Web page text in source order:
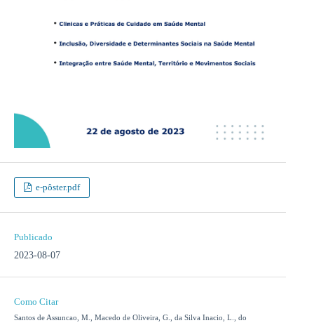
e-pôster.pdf
Publicado
2023-08-07
Como Citar
Santos de Assuncao, M., Macedo de Oliveira, G., da Silva Inacio, L., do